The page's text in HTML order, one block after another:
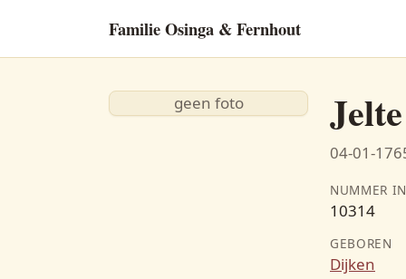
Familie Osinga & Fernhout
geen foto
04-01-
NUMMER
10314
GEBOREN
Dijken